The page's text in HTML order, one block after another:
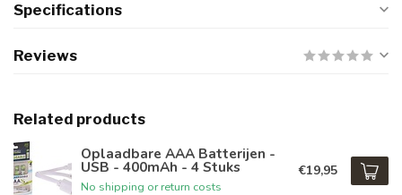
Specifications
Reviews
Related products
Oplaadbare AAA Batterijen -
USB - 400mAh - 4 Stuks
No shipping or return costs
€19,95